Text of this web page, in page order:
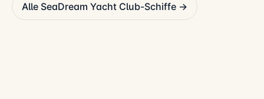
Alle SeaDream Yacht Club-Schiffe →